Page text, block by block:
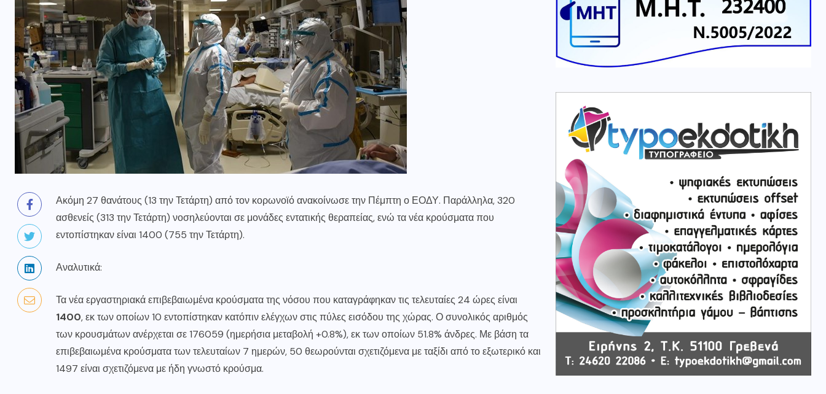
Ακόμη 27 θανάτους (13 την Τετάρτη) από τον κορωνοϊό ανακοίνωσε την Πέμπτη ο ΕΟΔΥ. Παράλληλα, 320
ασθενείς (313 την Τετάρτη) νοσηλεύονται σε μονάδες εντατικής θεραπείας, ενώ τα νέα κρούσματα που
εντοπίστηκαν είναι 1400 (755 την Τετάρτη).
Αναλυτικά:
Τα νέα εργαστηριακά επιβεβαιωμένα κρούσματα της νόσου που καταγράφηκαν τις τελευταίες 24 ώρες είναι
1400, εκ των οποίων 10 εντοπίστηκαν κατόπιν ελέγχων στις πύλες εισόδου της χώρας. Ο συνολικός αριθμός
των κρουσμάτων ανέρχεται σε 176059 (ημερήσια μεταβολή +0.8%), εκ των οποίων 51.8% άνδρες. Με βάση τα
επιβεβαιωμένα κρούσματα των τελευταίων 7 ημερών, 50 θεωρούνται σχετιζόμενα με ταξίδι από το εξωτερικό και
1497 είναι σχετιζόμενα με ήδη γνωστό κρούσμα.